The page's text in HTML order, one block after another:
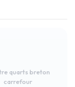
quarts breton
carrefour